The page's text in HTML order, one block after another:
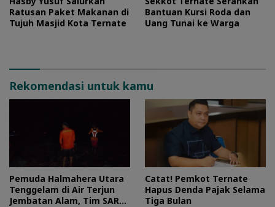
Ratusan Paket Makanan di
Tujuh Masjid Kota Ternate
Bantuan Kursi Roda dan
Uang Tunai ke Warga
Rekomendasi untuk kamu
Pemuda Halmahera Utara
Tenggelam di Air Terjun
Jembatan Alam, Tim SAR
Catat! Pemkot Ternate
Hapus Denda Pajak Selama
Tiga Bulan